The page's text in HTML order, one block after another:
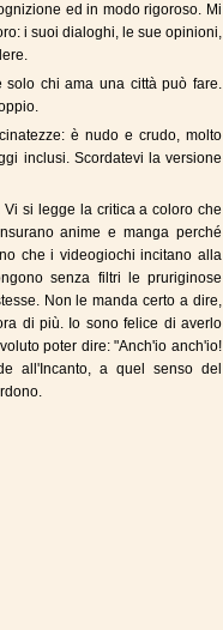
ed in modo rigoroso. Mi
i suoi dialoghi, le sue opinioni,
solo chi ama una città può fare.
è nudo e crudo, molto
inclusi. Scordatevi la versione
si legge la critica a coloro che
anime e manga perché
che i videogiochi incitano alla
senza filtri le pruriginose
Non le manda certo a dire,
di più. Io sono felice di averlo
poter dire: "Anch'io anch'io!
all'Incanto, a quel senso del